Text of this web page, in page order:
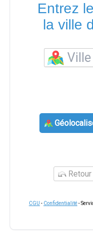
Entrez
la ville
CGU - Confidentialité-